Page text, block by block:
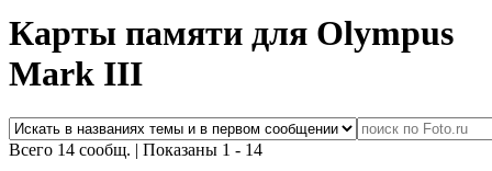
Карты памяти для Olympus
Mark III
Всего 14 сообщ. | Показаны 1 - 14